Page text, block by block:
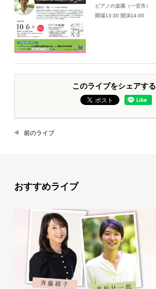
ピアノの楽園（一宮市）
開場13:30 開演14:00
このライブをシェアする
前のライブ
おすすめライブ